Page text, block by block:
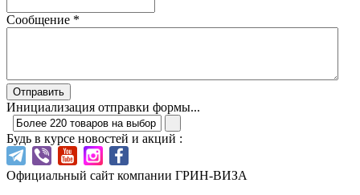
Сообщение *
Отправить
Инициализация отправки формы...
Будь в курсе новостей и акций :
Официальный сайт компании ГРИН-ВИЗА